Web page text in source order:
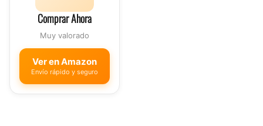
Comprar Ahora
Muy valorado
Ver en Amazon
Envío rápido y seguro